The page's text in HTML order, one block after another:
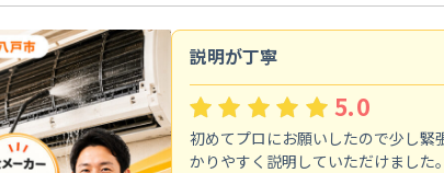
説明が丁寧
5.0
初めてプロにお願いしたので少し
かりやすく説明していただけました。